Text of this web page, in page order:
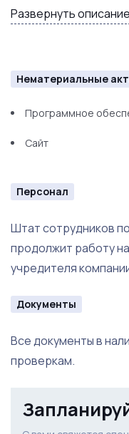
Развернуть описание
Нематериальные
Программное
Сайт
Персонал
Штат сотрудников
продолжит работу
учредителя
Документы
Все документы в
проверкам.